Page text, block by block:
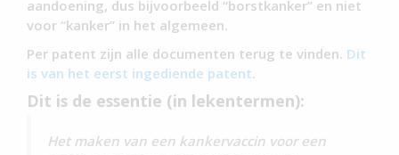
aandoening, dus bijvoorbeeld “borstkanker” en niet
voor “kanker” in het algemeen.
Per patent zijn alle documenten terug te vinden. Dit
is van het eerst ingediende patent.
Dit is de essentie (in lekentermen):
Het maken van een kankervaccin voor een